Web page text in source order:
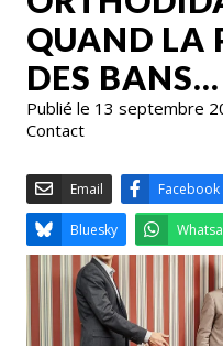
QUAND LA
DES
Publié le 13 septembre
Contact
Email